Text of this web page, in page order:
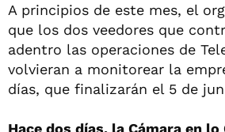
A principios de este mes, el
que los dos veedores que
adentro las operaciones de
volvieran a monitorear la
días, que finalizarán el 5 de
Hace dos días, la Cámara en